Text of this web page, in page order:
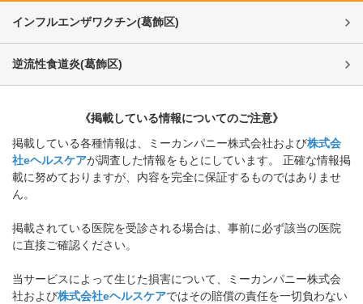
インフルエンザワクチン(葛飾区)
逆流性食道炎(葛飾区)
《掲載している情報についてのご注意》
掲載している各種情報は、ミーカンパニー株式会社および株式会
社eヘルスケアが調査した情報をもとにしています。 正確な情報掲
載に努めておりますが、内容を完全に保証するものではありませ
ん。
掲載されている医院を受診される場合は、事前に必ず該当の医院
に直接ご確認ください。
当サービスによって生じた損害について、ミーカンパニー株式会
社および株式会社eヘルスケアではその賠償の責任を一切負わない